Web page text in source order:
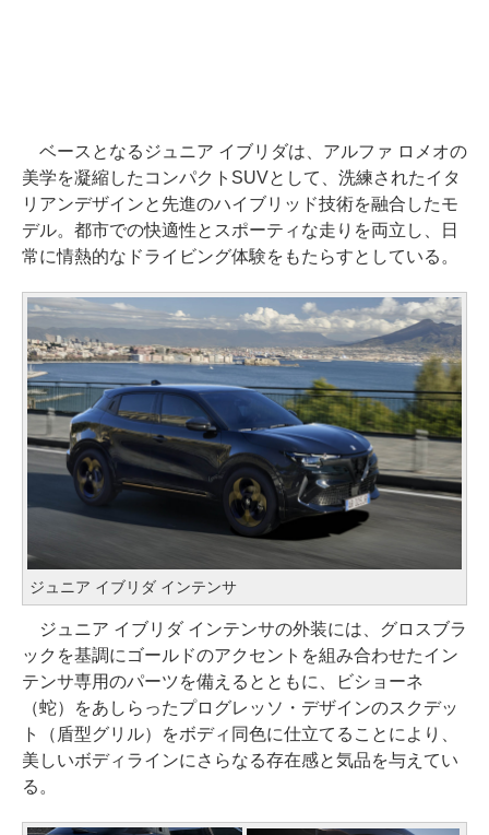
ベースとなるジュニア イブリダは、アルファ ロメオの
美学を凝縮したコンパクトSUVとして、洗練されたイタ
リアンデザインと先進のハイブリッド技術を融合したモ
デル。都市での快適性とスポーティな走りを両立し、日
常に情熱的なドライビング体験をもたらすとしている。
ジュニア イブリダ インテンサ
ジュニア イブリダ インテンサの外装には、グロスブラ
ックを基調にゴールドのアクセントを組み合わせたイン
テンサ専用のパーツを備えるとともに、ビショーネ
（蛇）をあしらったプログレッソ・デザインのスクデッ
ト（盾型グリル）をボディ同色に仕立てることにより、
美しいボディラインにさらなる存在感と気品を与えてい
る。